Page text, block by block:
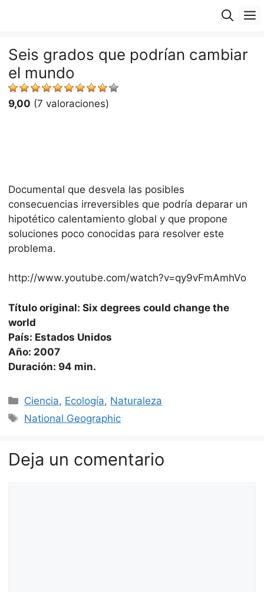
Seis grados que podrían cambiar
el mundo
9,00 (7 valoraciones)
Documental que desvela las posibles
consecuencias irreversibles que podría deparar un
hipotético calentamiento global y que propone
soluciones poco conocidas para resolver este
problema.
http://www.youtube.com/watch?v=qy9vFmAmhVo
Título original: Six degrees could change the
world
País: Estados Unidos
Año: 2007
Duración: 94 min.
Categorías
Ciencia, Ecología, Naturaleza
Etiquetas
National Geographic
Deja un comentario